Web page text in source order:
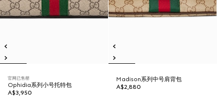
官网已售罄
Ophidia系列小号托特包
A$3,950
Madison系列中号肩背包
A$2,880